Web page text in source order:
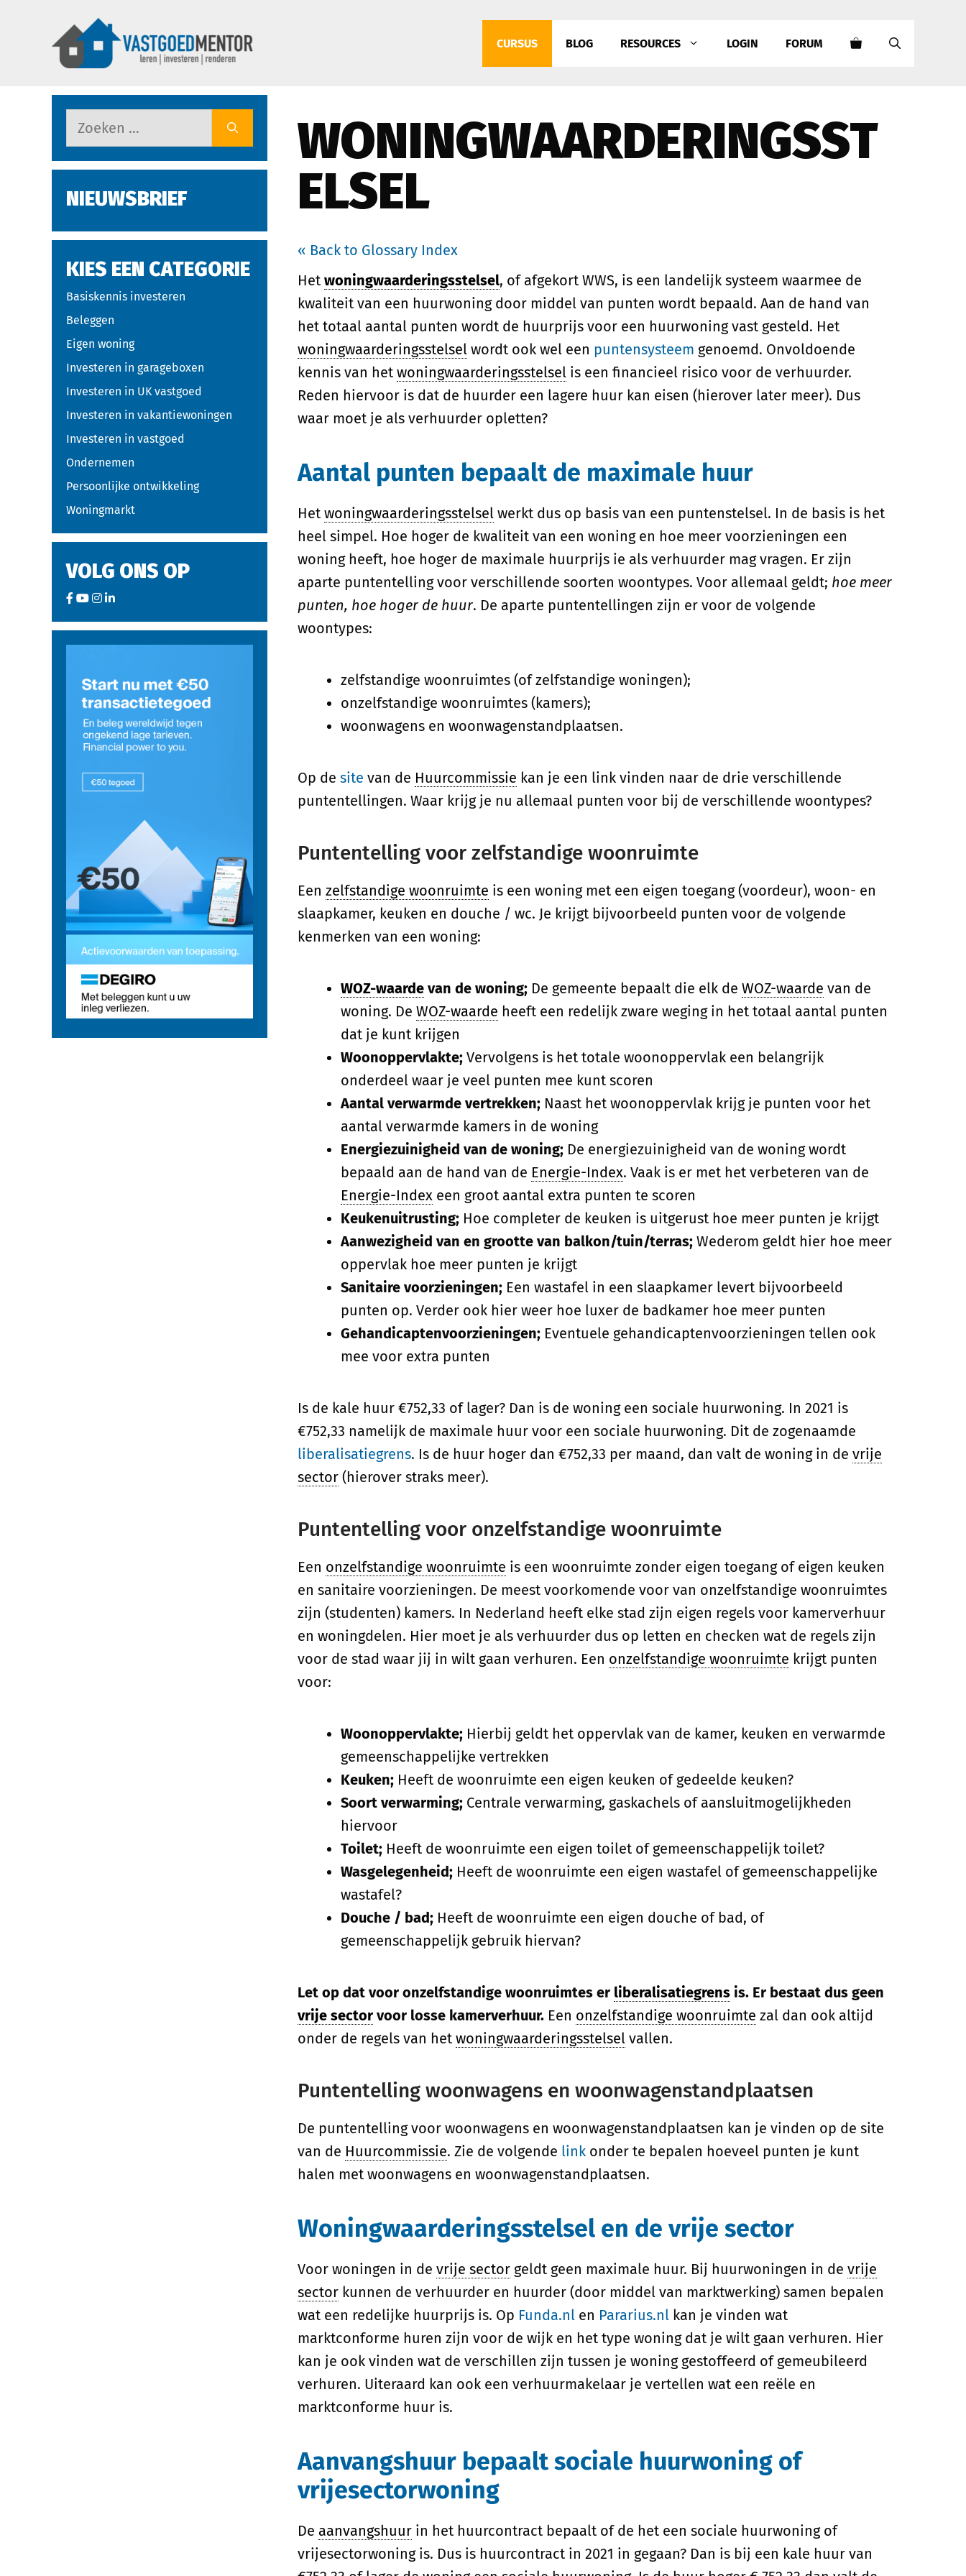
CURSUS BLOG RESOURCES LOGIN FORUM
WONINGWAARDERINGSST
ELSEL
« Back to Glossary Index
Het woningwaarderingsstelsel, of afgekort WWS, is een landelijk systeem waarmee de
kwaliteit van een huurwoning door middel van punten wordt bepaald. Aan de hand van
het totaal aantal punten wordt de huurprijs voor een huurwoning vast gesteld. Het
woningwaarderingsstelsel wordt ook wel een puntensysteem genoemd. Onvoldoende
kennis van het woningwaarderingsstelsel is een financieel risico voor de verhuurder.
Reden hiervoor is dat de huurder een lagere huur kan eisen (hierover later meer). Dus
waar moet je als verhuurder opletten?
Aantal punten bepaalt de maximale huur
Het woningwaarderingsstelsel werkt dus op basis van een puntenstelsel. In de basis is het
heel simpel. Hoe hoger de kwaliteit van een woning en hoe meer voorzieningen een
woning heeft, hoe hoger de maximale huurprijs ie als verhuurder mag vragen. Er zijn
aparte puntentelling voor verschillende soorten woontypes. Voor allemaal geldt; hoe meer
punten, hoe hoger de huur. De aparte puntentellingen zijn er voor de volgende
woontypes:
zelfstandige woonruimtes (of zelfstandige woningen);
onzelfstandige woonruimtes (kamers);
woonwagens en woonwagenstandplaatsen.
Op de site van de Huurcommissie kan je een link vinden naar de drie verschillende
puntentellingen. Waar krijg je nu allemaal punten voor bij de verschillende woontypes?
Puntentelling voor zelfstandige woonruimte
Een zelfstandige woonruimte is een woning met een eigen toegang (voordeur), woon- en
slaapkamer, keuken en douche / wc. Je krijgt bijvoorbeeld punten voor de volgende
kenmerken van een woning:
WOZ-waarde van de woning; De gemeente bepaalt die elk de WOZ-waarde van de
woning. De WOZ-waarde heeft een redelijk zware weging in het totaal aantal punten
dat je kunt krijgen
Woonoppervlakte; Vervolgens is het totale woonoppervlak een belangrijk
onderdeel waar je veel punten mee kunt scoren
Aantal verwarmde vertrekken; Naast het woonoppervlak krijg je punten voor het
aantal verwarmde kamers in de woning
Energiezuinigheid van de woning; De energiezuinigheid van de woning wordt
bepaald aan de hand van de Energie-Index. Vaak is er met het verbeteren van de
Energie-Index een groot aantal extra punten te scoren
Keukenuitrusting; Hoe completer de keuken is uitgerust hoe meer punten je krijgt
Aanwezigheid van en grootte van balkon/tuin/terras; Wederom geldt hier hoe meer
oppervlak hoe meer punten je krijgt
Sanitaire voorzieningen; Een wastafel in een slaapkamer levert bijvoorbeeld
punten op. Verder ook hier weer hoe luxer de badkamer hoe meer punten
Gehandicaptenvoorzieningen; Eventuele gehandicaptenvoorzieningen tellen ook
mee voor extra punten
Is de kale huur €752,33 of lager? Dan is de woning een sociale huurwoning. In 2021 is
€752,33 namelijk de maximale huur voor een sociale huurwoning. Dit de zogenaamde
liberalisatiegrens. Is de huur hoger dan €752,33 per maand, dan valt de woning in de vrije
sector (hierover straks meer).
Puntentelling voor onzelfstandige woonruimte
Een onzelfstandige woonruimte is een woonruimte zonder eigen toegang of eigen keuken
en sanitaire voorzieningen. De meest voorkomende voor van onzelfstandige woonruimtes
zijn (studenten) kamers. In Nederland heeft elke stad zijn eigen regels voor kamerverhuur
en woningdelen. Hier moet je als verhuurder dus op letten en checken wat de regels zijn
voor de stad waar jij in wilt gaan verhuren. Een onzelfstandige woonruimte krijgt punten
voor:
Woonoppervlakte; Hierbij geldt het oppervlak van de kamer, keuken en verwarmde
gemeenschappelijke vertrekken
Keuken; Heeft de woonruimte een eigen keuken of gedeelde keuken?
Soort verwarming; Centrale verwarming, gaskachels of aansluitmogelijkheden
hiervoor
Toilet; Heeft de woonruimte een eigen toilet of gemeenschappelijk toilet?
Wasgelegenheid; Heeft de woonruimte een eigen wastafel of gemeenschappelijke
wastafel?
Douche / bad; Heeft de woonruimte een eigen douche of bad, of
gemeenschappelijk gebruik hiervan?
Let op dat voor onzelfstandige woonruimtes er liberalisatiegrens is. Er bestaat dus geen
vrije sector voor losse kamerverhuur. Een onzelfstandige woonruimte zal dan ook altijd
onder de regels van het woningwaarderingsstelsel vallen.
Puntentelling woonwagens en woonwagenstandplaatsen
De puntentelling voor woonwagens en woonwagenstandplaatsen kan je vinden op de site
van de Huurcommissie. Zie de volgende link onder te bepalen hoeveel punten je kunt
halen met woonwagens en woonwagenstandplaatsen.
Woningwaarderingsstelsel en de vrije sector
Voor woningen in de vrije sector geldt geen maximale huur. Bij huurwoningen in de vrije
sector kunnen de verhuurder en huurder (door middel van marktwerking) samen bepalen
wat een redelijke huurprijs is. Op Funda.nl en Pararius.nl kan je vinden wat
marktconforme huren zijn voor de wijk en het type woning dat je wilt gaan verhuren. Hier
kan je ook vinden wat de verschillen zijn tussen je woning gestoffeerd of gemeubileerd
verhuren. Uiteraard kan ook een verhuurmakelaar je vertellen wat een reële en
marktconforme huur is.
Aanvangshuur bepaalt sociale huurwoning of
vrijesectorwoning
De aanvangshuur in het huurcontract bepaalt of de het een sociale huurwoning of
vrijesectorwoning is. Dus is huurcontract in 2021 in gegaan? Dan is bij een kale huur van
NIEUWSBRIEF
KIES EEN CATEGORIE
Basiskennis investeren
Beleggen
Eigen woning
Investeren in garageboxen
Investeren in UK vastgoed
Investeren in vakantiewoningen
Investeren in vastgoed
Ondernemen
Persoonlijke ontwikkeling
Woningmarkt
VOLG ONS OP